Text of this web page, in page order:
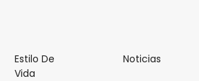
Estilo De
Vida
NoticiasNoticias